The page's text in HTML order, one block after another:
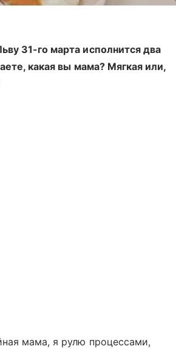
31-го марта исполнится два
какая вы мама? Мягкая или,
мама, я рулю процессами,